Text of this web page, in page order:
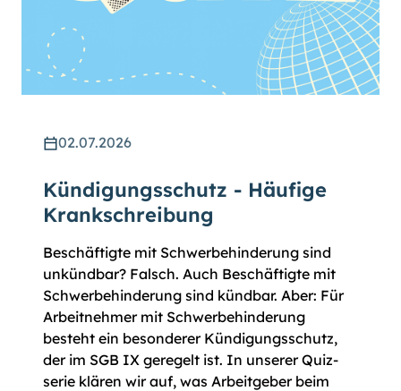
02.07.2026
Kündigungsschutz - Häufige
Krankschreibung
Beschäftigte mit Schwerbe­hinderung sind
unkündbar? Falsch. Auch Beschäftigte mit
Schwer­behin­derung sind kündbar. Aber: Für
Arbeit­nehmer mit Schwer­behin­derung
besteht ein besonderer Kündigungsschutz,
der im SGB IX geregelt ist. In unserer Quiz­
serie klären wir auf, was Arbeitgeber beim